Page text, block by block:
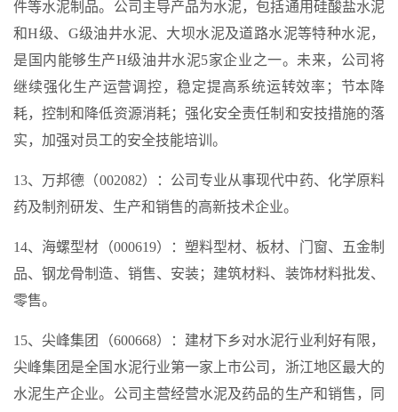
件等水泥制品。公司主导产品为水泥，包括通用硅酸盐水泥
和H级、G级油井水泥、大坝水泥及道路水泥等特种水泥，
是国内能够生产H级油井水泥5家企业之一。未来，公司将
继续强化生产运营调控，稳定提高系统运转效率；节本降
耗，控制和降低资源消耗；强化安全责任制和安技措施的落
实，加强对员工的安全技能培训。
13、万邦德（002082）：公司专业从事现代中药、化学原料
药及制剂研发、生产和销售的高新技术企业。
14、海螺型材（000619）：塑料型材、板材、门窗、五金制
品、钢龙骨制造、销售、安装；建筑材料、装饰材料批发、
零售。
15、尖峰集团（600668）：建材下乡对水泥行业利好有限，
尖峰集团是全国水泥行业第一家上市公司，浙江地区最大的
水泥生产企业。公司主营经营水泥及药品的生产和销售，同